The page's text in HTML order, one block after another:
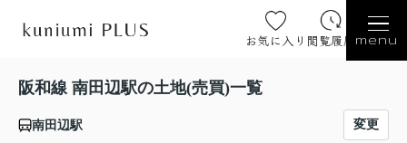
お気に入り 閲覧履歴 menu
阪和線 南田辺駅の土地(売買)一覧
南田辺駅 変更